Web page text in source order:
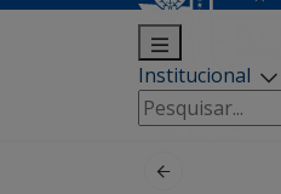
Institucional
Pesquisar
por: